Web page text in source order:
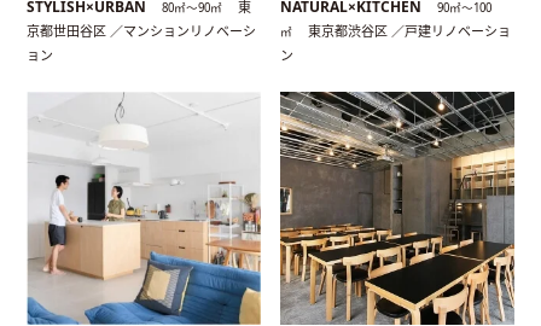
STYLISH×URBAN 80㎡〜90㎡
東
京都世田谷区 ／マンションリノベーシ
ョン
NATURAL×KITCHEN
90㎡〜100
㎡
東京都渋谷区 ／戸建リノベーショ
ン